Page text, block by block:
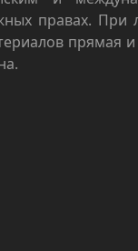
правах. При
прямая